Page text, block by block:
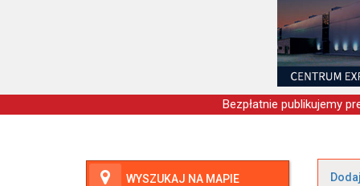
Bezpłatnie publikujemy
WYSZUKAJ NA MAPIE